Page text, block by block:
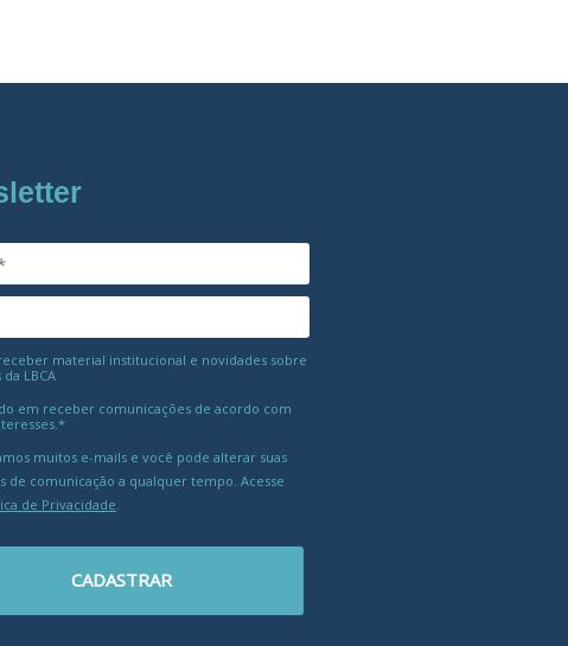
material institucional e novidades sobre
LBCA
em receber comunicações de acordo com
muitos e-mails e você pode alterar suas
de comunicação a qualquer tempo. Acesse
de Privacidade
CADASTRAR